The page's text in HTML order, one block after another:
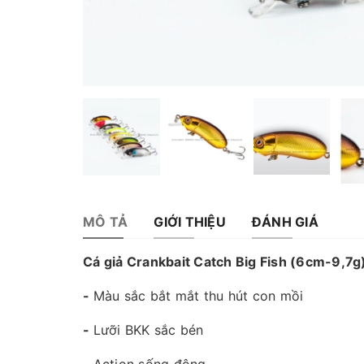
MÔ TẢ GIỚI THIỆU ĐÁNH GIÁ
Cá giả Crankbait Catch Big Fish (6cm-
- Màu sắc bắt mắt thu hút con mồi
- Lưỡi BKK sắc bén